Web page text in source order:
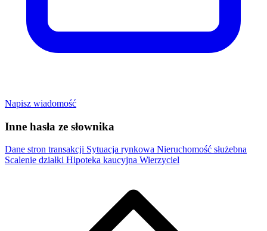
Napisz wiadomość
Inne hasła ze słownika
Dane stron transakcji Sytuacja rynkowa Nieruchomość służebna
Scalenie działki Hipoteka kaucyjna Wierzyciel